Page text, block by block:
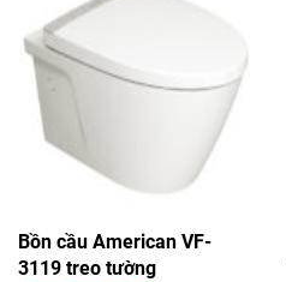
Bồn cầu American VF-
3119 treo tường